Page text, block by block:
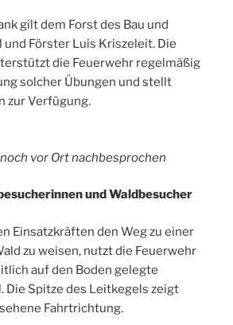
gilt dem Forst des Bau und
und Förster Luis Kriszeleit. Die
die Feuerwehr regelmäßig
solcher Übungen und stellt
zur Verfügung.
vor Ort nachbesprochen
und Waldbesucher
Einsatzkräften den Weg zu einer
zu weisen, nutzt die Feuerwehr
auf den Boden gelegte
Die Spitze des Leitkegels zeigt
Fahrtrichtung.